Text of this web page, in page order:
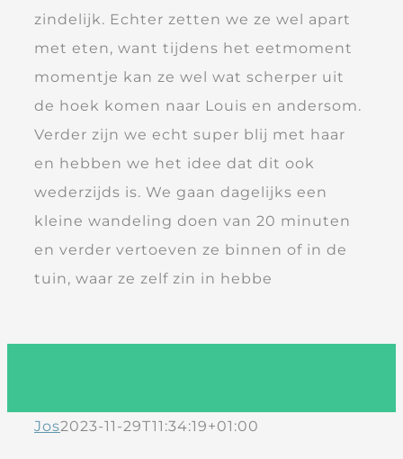
zindelijk. Echter zetten we ze wel apart
met eten, want tijdens het eetmoment
momentje kan ze wel wat scherper uit
de hoek komen naar Louis en andersom.
Verder zijn we echt super blij met haar
en hebben we het idee dat dit ook
wederzijds is. We gaan dagelijks een
kleine wandeling doen van 20 minuten
en verder vertoeven ze binnen of in de
tuin, waar ze zelf zin in hebbe
Jos2023-11-29T11:34:19+01:00